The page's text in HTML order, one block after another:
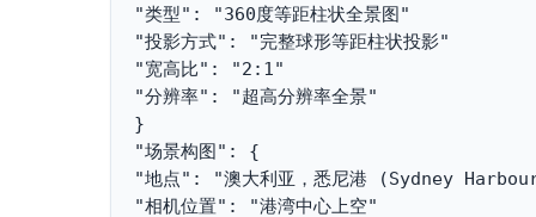
"类型": "360度等距柱状全景图"
"投影方式": "完整球形等距柱状投影"
"宽高比": "2:1"
"分辨率": "超高分辨率全景"
}
"场景构图": {
"地点": "澳大利亚，悉尼港 (Sydney
"相机位置": "港湾中心上空"